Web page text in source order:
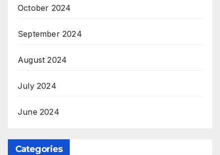
October 2024
September 2024
August 2024
July 2024
June 2024
Categories